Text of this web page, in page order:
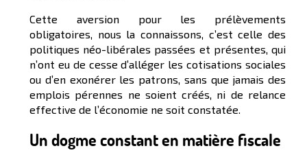
Cette aversion pour les prélèvements
obligatoires, nous la connaissons, c’est celle des
politiques néo-libérales passées et présentes, qui
n’ont eu de cesse d’alléger les cotisations sociales
ou d’en exonérer les patrons, sans que jamais des
emplois pérennes ne soient créés, ni de relance
effective de l’économie ne soit constatée.
Un dogme constant en matière fiscale